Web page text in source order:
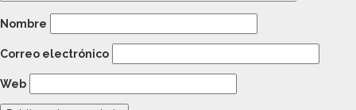
Nombre
Correo electrónico
Web